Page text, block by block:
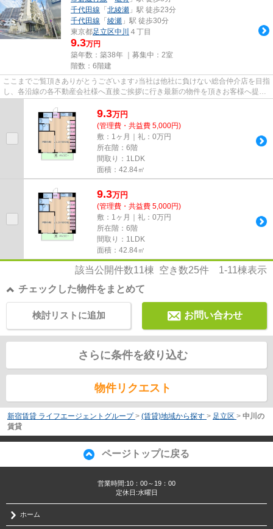
千代田線 「 北綾瀬 」駅 徒歩23分
千代田線 「 綾瀬 」駅 徒歩30分
東京都足立区中川 ４丁目
9.3万円
築年数：築38年 ｜募集中： 2室
階数：6階建
ここまでご覧頂きありがとうございます♪当社は他社に負けない総合仲介店を目指
し、各沿線の各不動産会社様へ直接ご挨拶に行き最新の物件を頂きお客様へ提供
9.3万円
(管理費・共益費 5,000円)
敷：1ヶ月｜礼：0万円
所在階：6階
間取り：1LDK
面積：42.84㎡
9.3万円
(管理費・共益費 5,000円)
敷：1ヶ月｜礼：0万円
所在階：6階
間取り：1LDK
面積：42.84㎡
該当公開件数11棟 空き数25件 1-11棟表示
チェックした物件をまとめて
お問い合わせ
検討リストに追加
さらに条件を絞り込む
物件リクエスト
新宿賃貸 ライフエージェントグループ > (賃貸)地域から探す > 足立区 > 中川の
賃貸
ページトップに戻る
営業時間:10：00～19：00
定休日:水曜日
ホーム